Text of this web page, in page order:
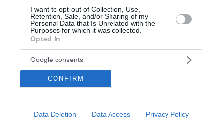
I want to opt-out of Collection, Use,
Retention, Sale, and/or Sharing of my
Personal Data that Is Unrelated with the
Purposes for which it was collected.
Opted In
Google consents
CONFIRM
Data Deletion Data Access Privacy Policy
Οι επιχειρήσεις το 2019 θα φορολογηθούν με 28%
αντί με 26% αν ίσχυε ο νόμος ΝΔ – ΠΑΣΟΚ, το 2020
με 27% για να φθάσει το 2021 στο 26% και να μειωθεί
περαιτέρω από το 2022 και μετά κατά 1%